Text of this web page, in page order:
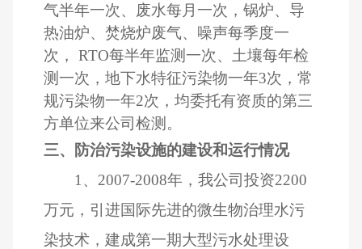
气半年一次、废水每月一次，锅炉、导
热油炉、焚烧炉废气、噪声每季度一
次，
RTO每半年监测一次、土壤每年检
测一次，地下水特征污染物一年3次，常
规污染物一年2次，均委托有资质的第三
方单位来公司检测。
三、防治污染设施的建设和运行情况
1 、 2007-2008年，我公司投资2200
万元，引进国际先进的微生物治理水污
染技术，建成第一期大型污水处理设